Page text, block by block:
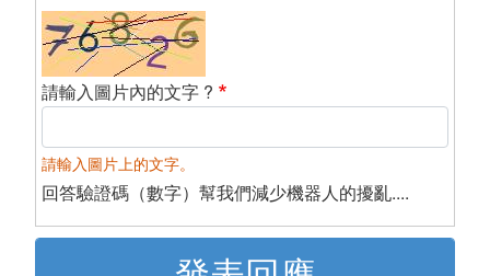
請輸入圖片內的文字 ?
請輸入圖片上的文字。
回答驗證碼（數字）幫我們減少機器人的擾亂....